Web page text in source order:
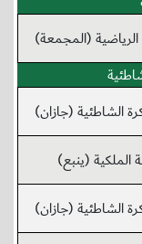
(المجمعة)
الشاطئية (جازان)
الملكية (ينبع)
الشاطئية (جازان)